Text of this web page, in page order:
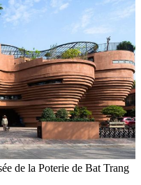
de la Poterie de Bat Trang